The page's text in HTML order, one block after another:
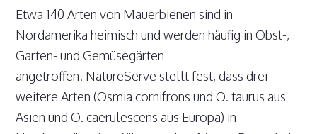
Etwa 140 Arten von Mauerbienen sind in
Nordamerika heimisch und werden häufig in Obst-,
Garten- und Gemüsegärten
angetroffen. NatureServe stellt fest, dass drei
weitere Arten (Osmia cornifrons und O. taurus aus
Asien und O. caerulescens aus Europa) in